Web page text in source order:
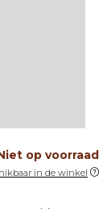
op voorraad
in de winkel